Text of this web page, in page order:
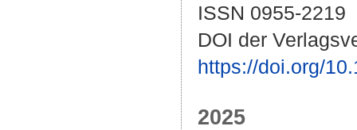
ISSN 0955-2219
DOI der
https://doi.org/
2025